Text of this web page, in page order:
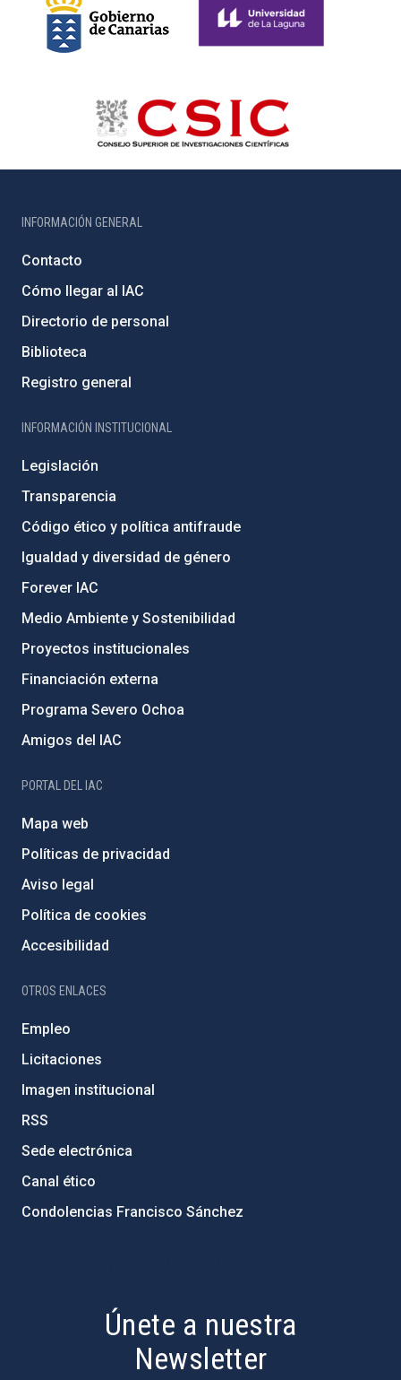
INFORMACIÓN GENERAL
Contacto
Cómo llegar al IAC
Directorio de personal
Biblioteca
Registro general
INFORMACIÓN INSTITUCIONAL
Legislación
Transparencia
Código ético y política antifraude
Igualdad y diversidad de género
Forever IAC
Medio Ambiente y Sostenibilidad
Proyectos institucionales
Financiación externa
Programa Severo Ochoa
Amigos del IAC
PORTAL DEL IAC
Mapa web
Políticas de privacidad
Aviso legal
Política de cookies
Accesibilidad
OTROS ENLACES
Empleo
Licitaciones
Imagen institucional
RSS
Sede electrónica
Canal ético
Condolencias Francisco Sánchez
Únete a nuestra
Newsletter